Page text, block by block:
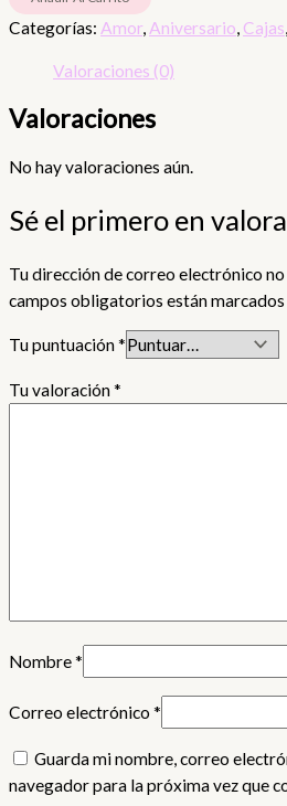
Categorías: Amor, Aniversario, Cajas,
Valoraciones (0)
Valoraciones
No hay valoraciones aún.
Sé el primero en
Tu dirección de correo electrónico
campos obligatorios están marcados
Tu puntuación*
Tu valoración*
Nombre*
Correo electrónico *
Guarda mi nombre, correo
navegador para la próxima vez que